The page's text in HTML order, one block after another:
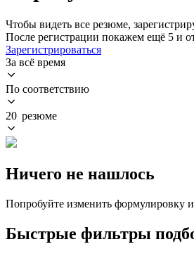
Чтобы видеть все резюме,
После регистрации покажем ещё 5 и
Зарегистрироваться
За всё время
По соответствию
20 резюме
Ничего не нашлось
Попробуйте изменить формулировку
Быстрые фильтры